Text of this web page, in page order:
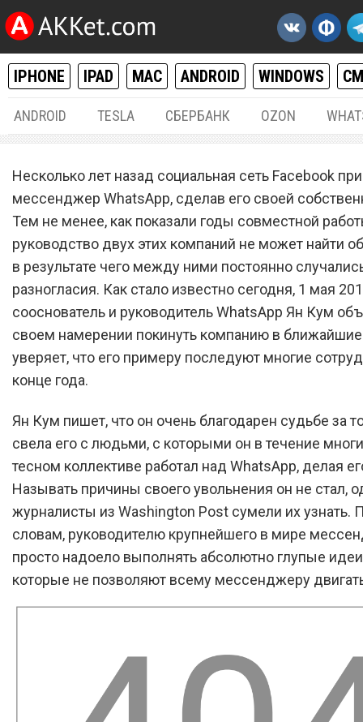
IPHONE IPAD MAC ANDROID WINDOWS
ANDROID TESLA СБЕРБАНК OZON
WhatsApp ждет крах из-за
всех сотрудников
Несколько лет назад социальная сеть Facebook
мессенджер WhatsApp, сделав его своей
Тем не менее, как показали годы совместной
руководство двух этих компаний не может найти
в результате чего между ними постоянно
разногласия. Как стало известно сегодня, 1 мая
сооснователь и руководитель WhatsApp Ян Кум
своем намерении покинуть компанию в
уверяет, что его примеру последуют многие
конце года.
Ян Кум пишет, что он очень благодарен судьбе за
свела его с людьми, с которыми он в течение
тесном коллективе работал над WhatsApp, делая
Называть причины своего увольнения он не стал,
журналисты из Washington Post сумели их узнать.
словам, руководителю крупнейшего в мире
просто надоело выполнять абсолютно глупые
которые не позволяют всему мессенджеру